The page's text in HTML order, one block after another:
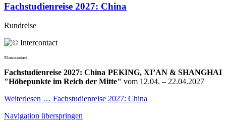
Fachstudienreise 2027: China
Rundreise
©Intercontact
Fachstudienreise 2027: China PEKING, XI’AN & SHANGHAI
"Höhepunkte im Reich der Mitte" vom 12.04. – 22.04.2027
Weiterlesen … Fachstudienreise 2027: China
Navigation überspringen